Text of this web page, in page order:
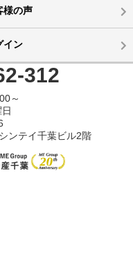
様の声
イン
312
～
ンテイ千葉ビル2階